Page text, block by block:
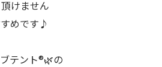
けません
めです♪
テント®︎🌿の